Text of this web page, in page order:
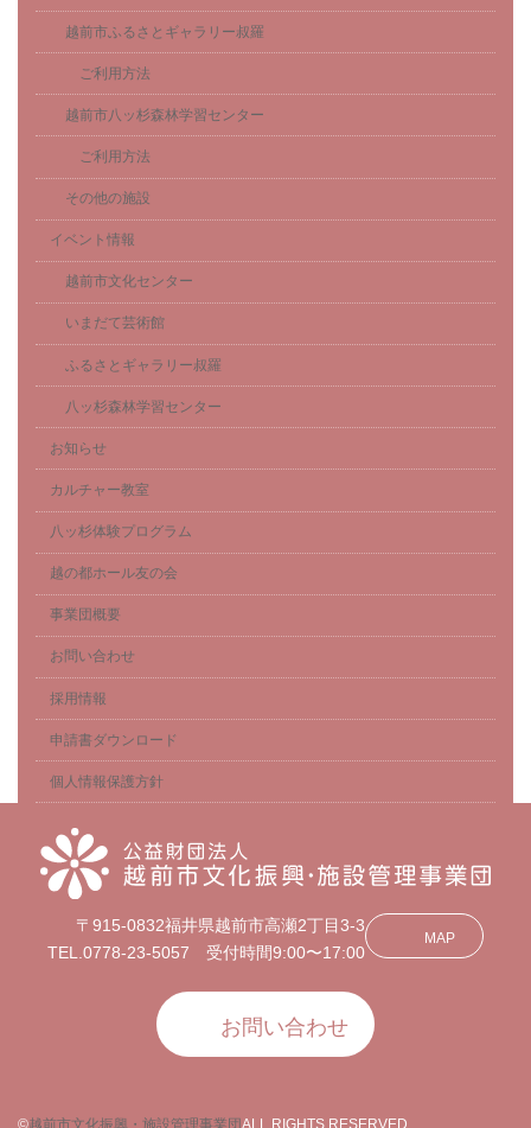
越前市ふるさとギャラリー叔羅
ご利用方法
越前市八ッ杉森林学習センター
ご利用方法
その他の施設
イベント情報
越前市文化センター
いまだて芸術館
ふるさとギャラリー叔羅
八ッ杉森林学習センター
お知らせ
カルチャー教室
八ッ杉体験プログラム
越の都ホール友の会
事業団概要
お問い合わせ
採用情報
申請書ダウンロード
個人情報保護方針
〒915-0832福井県越前市高瀬2丁目3-3
TEL.0778-23-5057 受付時間9:00〜17:00
MAP
お問い合わせ
©越前市文化振興・施設管理事業団ALL RIGHTS RESERVED.